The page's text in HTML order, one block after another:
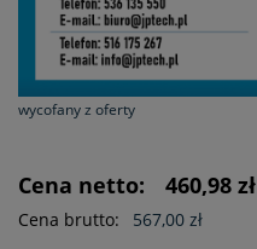
wycofany z oferty
Cena netto: 460,98 zł
Cena brutto: 567,00 zł